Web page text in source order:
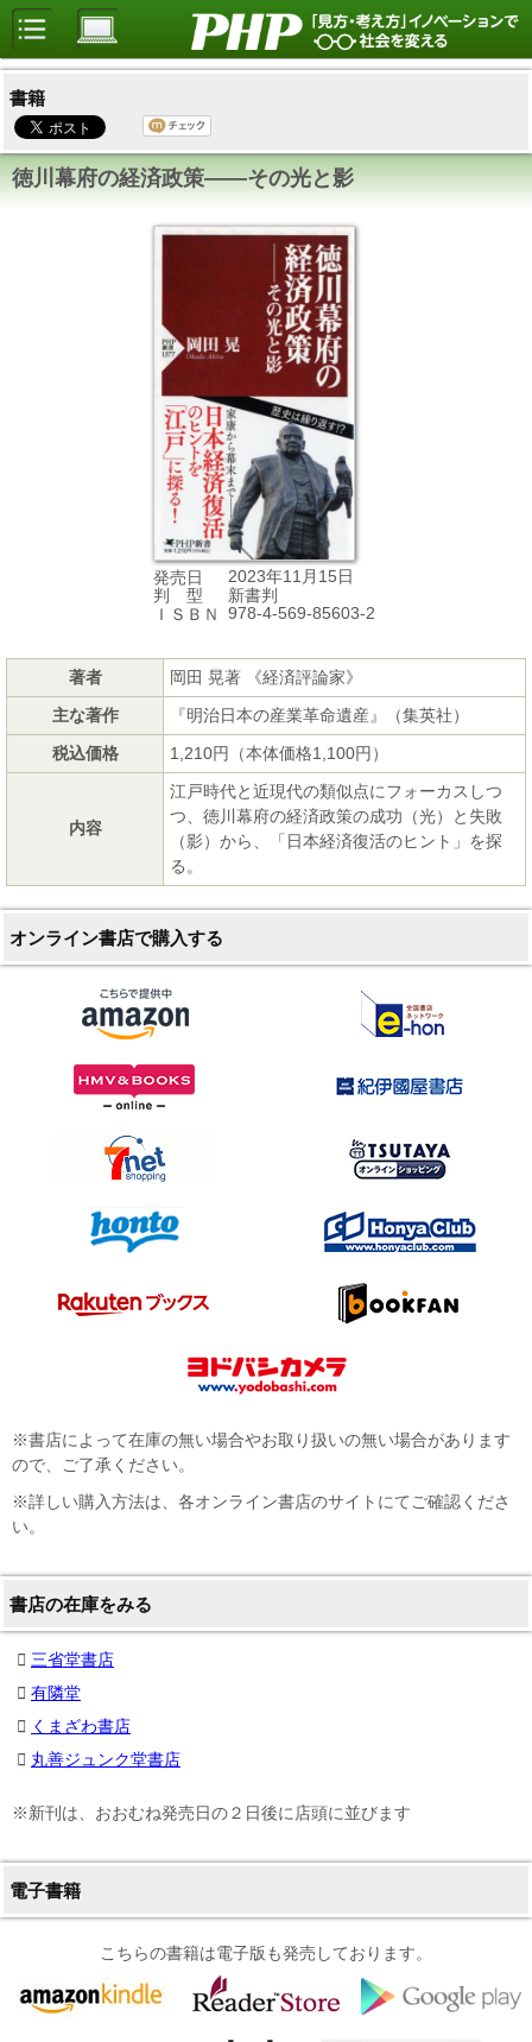
書籍
徳川幕府の経済政策――その光と影
発売日
2023年11月15日
判 型
新書判
ＩＳＢＮ
978-4-569-85603-2
著者
岡田 晃著 《経済評論家》
主な著作
『明治日本の産業革命遺産』（集英社）
税込価格
1,210円（本体価格1,100円）
内容
江戸時代と近現代の類似点にフォーカスしつ
つ、徳川幕府の経済政策の成功（光）と失敗
（影）から、「日本経済復活のヒント」を探
る。
オンライン書店で購入する
※書店によって在庫の無い場合やお取り扱いの無い場合があります
ので、ご了承ください。
※詳しい購入方法は、各オンライン書店のサイトにてご確認くださ
い。
書店の在庫をみる
三省堂書店
有隣堂
くまざわ書店
丸善ジュンク堂書店
※新刊は、おおむね発売日の２日後に店頭に並びます
電子書籍
こちらの書籍は電子版も発売しております。